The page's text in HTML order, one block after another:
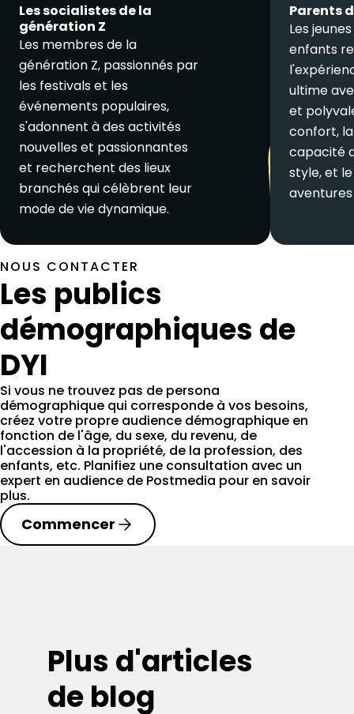
Les socialistes de la
génération Z
Les membres de la
génération Z, passionnés par
les festivals et les
événements populaires,
s'adonnent à des activités
nouvelles et passionnantes
et recherchent des lieux
branchés qui célèbrent leur
mode de vie dynamique.
Parents
Les
enfants
ultime
et
confort,
capacité
style, et
NOUS CONTACTER
Les publics
démographiques de
DYI
Si vous ne trouvez pas de persona
démographique qui corresponde à vos besoins,
créez votre propre audience démographique en
fonction de l'âge, du sexe, du revenu, de
l'accession à la propriété, de la profession, des
enfants, etc. Planifiez une consultation avec un
expert en audience de Postmedia pour en savoir
plus.
Commencer
Plus d'articles
de blog